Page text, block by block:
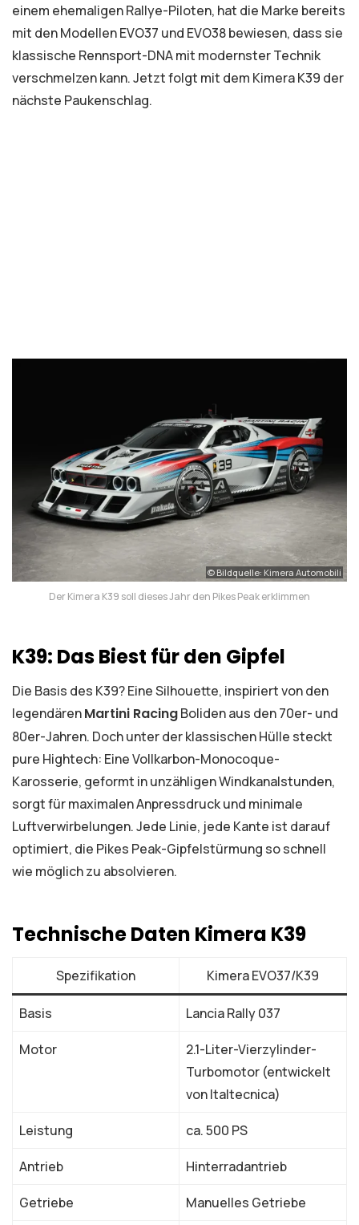
einem ehemaligen Rallye-Piloten, hat die Marke bereits
mit den Modellen EVO37 und EVO38 bewiesen, dass sie
klassische Rennsport-DNA mit modernster Technik
verschmelzen kann. Jetzt folgt mit dem Kimera K39 der
nächste Paukenschlag.
© Bildquelle: Kimera Automobili
Der Kimera K39 soll dieses Jahr den Pikes Peak erklimmen
K39: Das Biest für den Gipfel
Die Basis des K39? Eine Silhouette, inspiriert von den
legendärenMartini RacingBoliden aus den 70er- und
80er-Jahren. Doch unter der klassischen Hülle steckt
pure Hightech: Eine Vollkarbon-Monocoque-
Karosserie, geformt in unzähligen Windkanalstunden,
sorgt für maximalen Anpressdruck und minimale
Luftverwirbelungen. Jede Linie, jede Kante ist darauf
optimiert, die Pikes Peak-Gipfelstürmung so schnell
wie möglich zu absolvieren.
Technische Daten Kimera K39
Spezifikation Kimera EVO37/K39
Basis Lancia Rally 037
Motor
2.1-Liter-Vierzylinder-
Turbomotor (entwickelt
von Italtecnica)
Leistung ca. 500 PS
Antrieb Hinterradantrieb
Getriebe Manuelles Getriebe